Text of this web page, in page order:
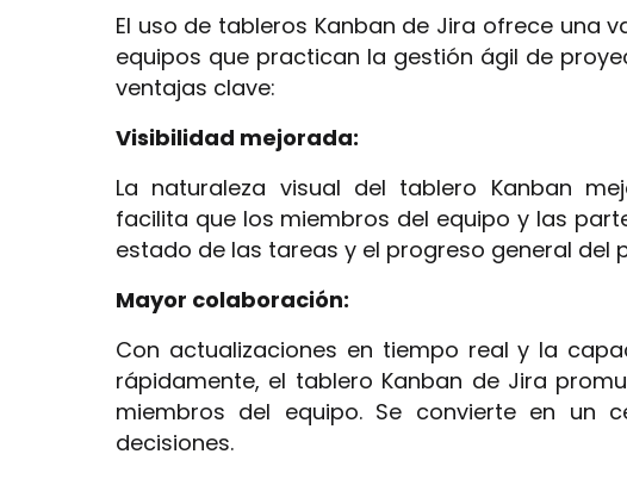
El uso de tableros Kanban de Jira ofrece una
equipos que practican la gestión ágil de
ventajas clave:
Visibilidad mejorada:
La naturaleza visual del tablero Kanban
facilita que los miembros del equipo y las
estado de las tareas y el progreso general del
Mayor colaboración:
Con actualizaciones en tiempo real y la
rápidamente, el tablero Kanban de Jira
miembros del equipo. Se convierte en un
decisiones.